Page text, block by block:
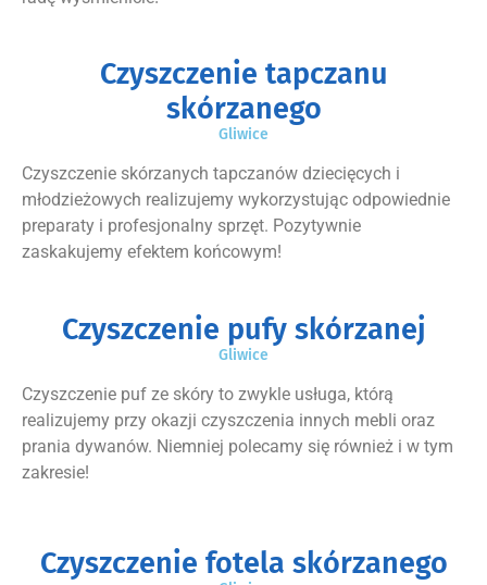
Czyszczenie tapczanu
skórzanego
Gliwice
Czyszczenie skórzanych tapczanów dziecięcych i
młodzieżowych realizujemy wykorzystując odpowiednie
preparaty i profesjonalny sprzęt. Pozytywnie
zaskakujemy efektem końcowym!
Czyszczenie pufy skórzanej
Gliwice
Czyszczenie puf ze skóry to zwykle usługa, którą
realizujemy przy okazji czyszczenia innych mebli oraz
prania dywanów. Niemniej polecamy się również i w tym
zakresie!
Czyszczenie fotela skórzanego